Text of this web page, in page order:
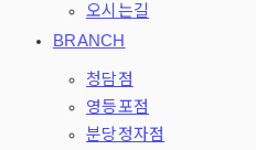
오시는길
BRANCH
청담점
영등포점
분당정자점